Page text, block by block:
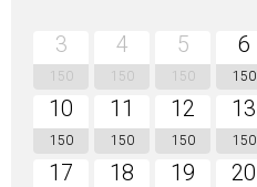
3
150
4
150
5
150
6
150
10
150
11
150
12
150
13
150
17 18 19 20